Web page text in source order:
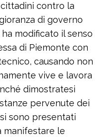
contro la
di governo
modificato il senso
di Piemonte con
causando non
vive e lavora
dimostratesi
pervenute dei
sono presentati
manifestare le